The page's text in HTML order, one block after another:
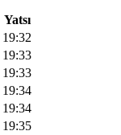
Yatsı
19:32
19:33
19:33
19:34
19:34
19:35